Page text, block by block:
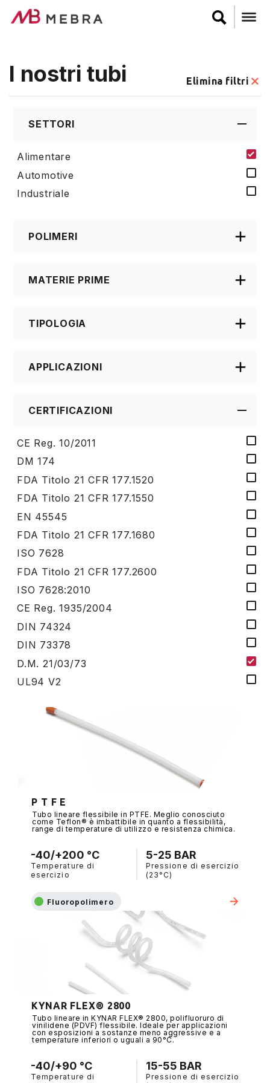
I nostri tubi Elimina filtri
SETTORI
Alimentare
Automotive
Industriale
POLIMERI
MATERIE PRIME
TIPOLOGIA
APPLICAZIONI
CERTIFICAZIONI
CE Reg. 10/2011
DM 174
FDA Titolo 21 CFR 177.1520
FDA Titolo 21 CFR 177.1550
EN 45545
FDA Titolo 21 CFR 177.1680
ISO 7628
FDA Titolo 21 CFR 177.2600
ISO 7628:2010
CE Reg. 1935/2004
DIN 74324
DIN 73378
D.M. 21/03/73
UL94 V2
P T F E
Tubo lineare flessibile in PTFE. Meglio conosciuto
come Teflon® è imbattibile in quanto a flessibilità,
range di temperature di utilizzo e resistenza chimica.
-40/+200 °C
Temperature di
esercizio
5-25 BAR
Pressione di esercizio
(23°C)
Fluoropolimero
KYNAR FLEX® 2800
Tubo lineare in KYNAR FLEX® 2800, polifluoruro di
vinilidene (PDVF) flessibile. Ideale per applicazioni
con esposizioni a sostanze meno aggressive e a
temperature inferiori o uguali a 90°C.
-40/+90 °C
Temperature di
15-55 BAR
Pressione di esercizio